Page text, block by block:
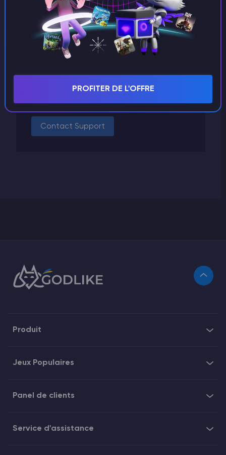
Arma
ARK Survival Evolved
Can't find the answer you're looking for?
Contact Support
PROFITER DE L'OFFRE
Produit
Jeux Populaires
Panel de clients
Service d'assistance